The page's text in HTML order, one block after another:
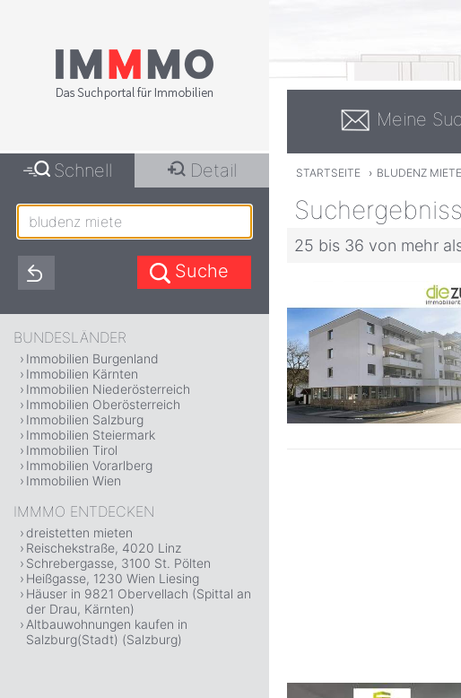
Meine
STARTSEITE › BLUDENZ MIETE
25 bis 36 von mehr
Schnell Detail
BUNDESLÄNDER
Immobilien Burgenland
Immobilien Kärnten
Immobilien Niederösterreich
Immobilien Oberösterreich
Immobilien Salzburg
Immobilien Steiermark
Immobilien Tirol
Immobilien Vorarlberg
Immobilien Wien
IMMMO ENTDECKEN
dreistetten mieten
Reischekstraße, 4020 Linz
Schrebergasse, 3100 St. Pölten
Heißgasse, 1230 Wien Liesing
Häuser in 9821 Obervellach (Spittal an
der Drau, Kärnten)
Altbauwohnungen kaufen in
Salzburg(Stadt) (Salzburg)